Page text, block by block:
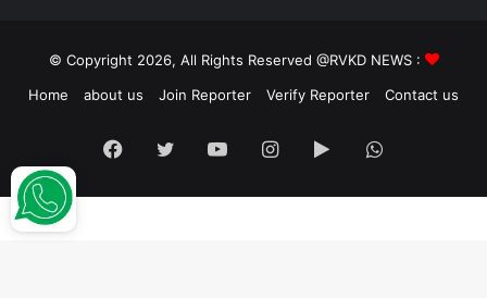
© Copyright 2026, All Rights Reserved @RVKD NEWS :
Home
about us Join Reporter Verify Reporter Contact us
Facebook
TwitterYouTubeInstagram
Google
Play
WhatsApp